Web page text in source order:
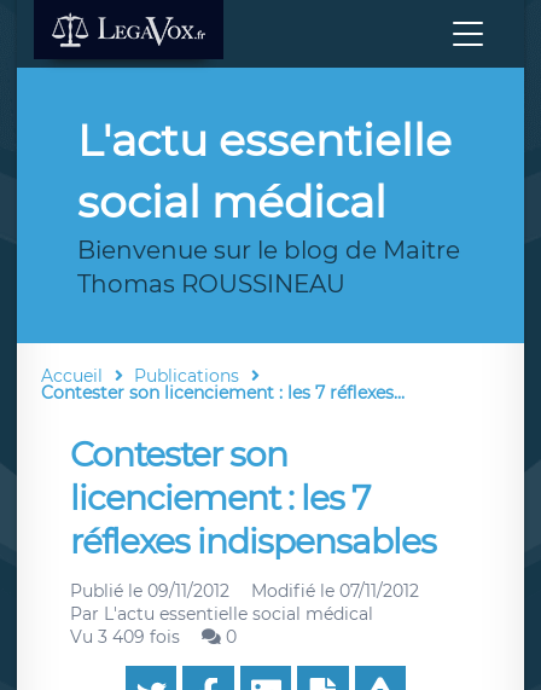
L'actu essentielle
social médical
Bienvenue sur le blog de Maitre
Thomas ROUSSINEAU
Accueil Publications
Contester son licenciement : les 7 réflexes...
Contester son
licenciement : les 7
réflexes indispensables
Publié le 09/11/2012 Modifié le 07/11/2012
Par L'actu essentielle social médical
Vu 3 409 fois
0